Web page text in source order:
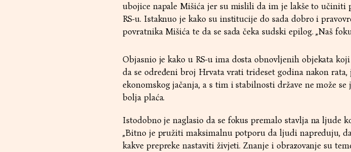
ubojice napale Mišića jer su mislili da im je lakše to
RS-u. Istaknuo je kako su institucije do sada dobro i
povratnika Mišića te da se sada čeka sudski epilog. „Naš
Objasnio je kako u RS-u ima dosta obnovljenih objekata
da se određeni broj Hrvata vrati trideset godina nakon rata,
ekonomskog jačanja, a s tim i stabilnosti države ne može
bolja plaća.
Istodobno je naglasio da se fokus premalo stavlja na ljude
„Bitno je pružiti maksimalnu potporu da ljudi napreduju,
kakve prepreke nastaviti živjeti. Znanje i obrazovanje su